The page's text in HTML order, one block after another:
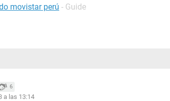
movistar perú - Guide
6
a las 13:14